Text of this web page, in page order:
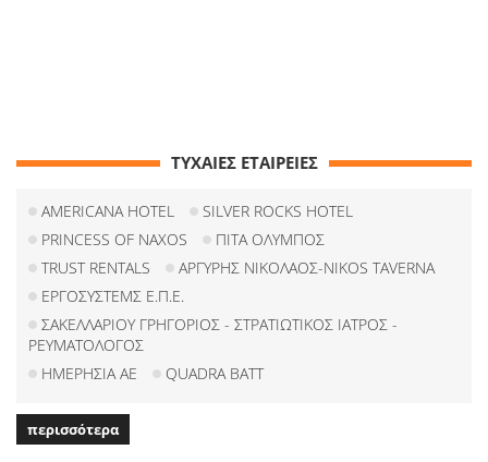
ΤΥΧΑΙΕΣ ΕΤΑΙΡΕΙΕΣ
AMERICANA HOTEL
SILVER ROCKS HOTEL
PRINCESS OF NAXOS
ΠΙΤΑ ΟΛΥΜΠΟΣ
TRUST RENTALS
ΑΡΓΥΡΗΣ ΝΙΚΟΛΑΟΣ-ΝIKOS TAVERNA
ΕΡΓΟΣΥΣΤΕΜΣ Ε.Π.Ε.
ΣΑΚΕΛΛΑΡΙΟΥ ΓΡΗΓΟΡΙΟΣ - ΣΤΡΑΤΙΩΤΙΚΟΣ ΙΑΤΡΟΣ -
ΡΕΥΜΑΤΟΛΟΓΟΣ
ΗΜΕΡΗΣΙΑ ΑΕ
QUADRA BATT
περισσότερα